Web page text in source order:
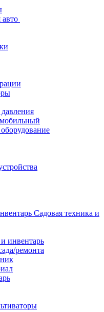
авто
Садовая техника и
инвентарь
ремонта